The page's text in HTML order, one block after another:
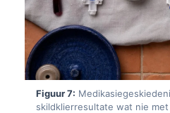
Figuur 7:
skildklierresultate wat nie
Polski
한국어
Slovenščina
Magyar
Shqip